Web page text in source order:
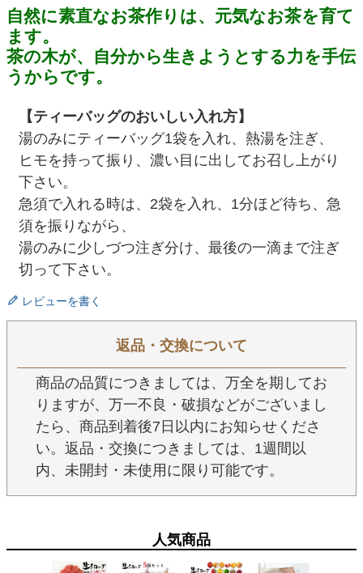
自然に素直なお茶作りは、元気なお茶を育て
ます。
茶の木が、自分から生きようとする力を手伝
うからです。
【ティーバッグのおいしい入れ方】
湯のみにティーバッグ1袋を入れ、熱湯を注ぎ、
ヒモを持って振り、濃い目に出してお召し上がり
下さい。
急須で入れる時は、2袋を入れ、1分ほど待ち、急
須を振りながら、
湯のみに少しづつ注ぎ分け、最後の一滴まで注ぎ
切って下さい。
レビューを書く
返品・交換について
商品の品質につきましては、万全を期してお
りますが、万一不良・破損などがございまし
たら、商品到着後7日以内にお知らせくださ
い。返品・交換につきましては、1週間以
内、未開封・未使用に限り可能です。
人気商品